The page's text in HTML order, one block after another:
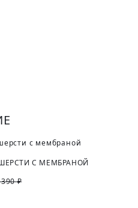
С МЕМБРАНОЙ
₽